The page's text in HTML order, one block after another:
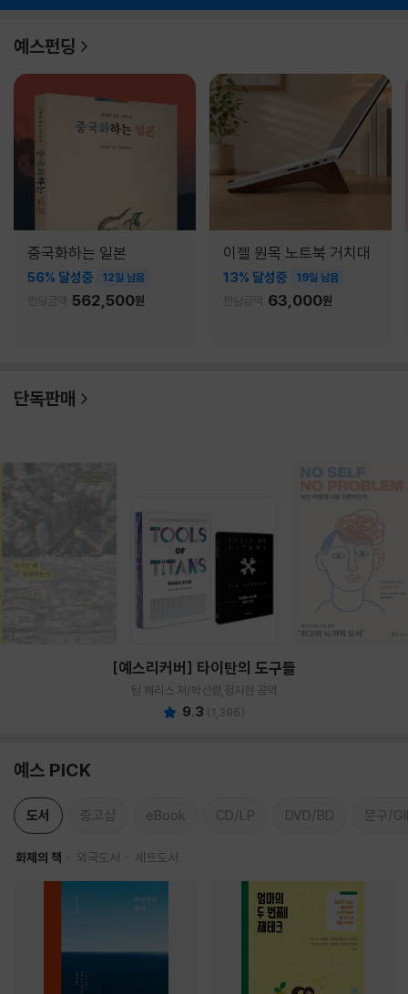
예스펀딩
중국화하는 일본
56% 달성중 12일 남음
펀딩금액 562,500원
이젤 원목 노트북 거치대
13% 달성중 19일 남음
펀딩금액 63,000원
단독판매
[예스리커버] 타이탄의 도구들
팀 페리스 저/박선령,정지현 공역
9.3 (1,396)
예스 PICK
도서 중고샵 eBook CD/LP DVD/BD 문구/
화제의 책 외국도서 세트도서